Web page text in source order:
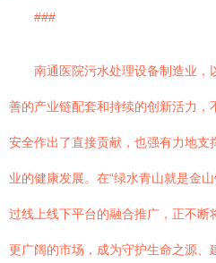
###
南通医院污水处理设备制造业
善的产业链配套和持续的创新活力，
安全作出了直接贡献，也强有力地
业的健康发展。在“绿水青山就是金
过线上线下平台的融合推广，正不断
更广阔的市场，成为守护生命之源、